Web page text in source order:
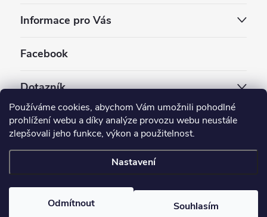
Používáme cookies, abychom Vám umožnili pohodlné
prohlížení webu a díky analýze provozu webu neustále
zlepšovali jeho funkce, výkon a použitelnost.
Nastavení
Odmítnout Souhlasím
Informace pro Vás
Facebook
Dotazník
Jaký styl vapování vám vyhovuje ?
Upravit nastavení cookies